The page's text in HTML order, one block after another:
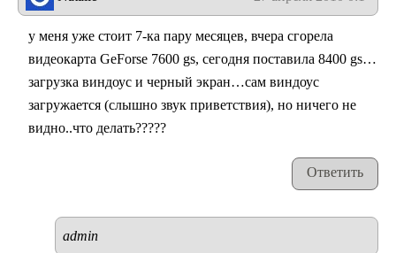
у меня уже стоит 7-ка пару месяцев, вчера сгорела
видеокарта GeForse 7600 gs, сегодня поставила 8400 gs…
загрузка виндоус и черный экран…сам виндоус
загружается (слышно звук приветствия), но ничего не
видно..что делать?????
Ответить
admin